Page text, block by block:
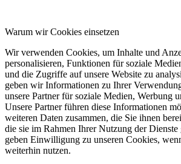
Warum wir Cookies einsetzen
Wir verwenden Cookies, um Inhalte und
personalisieren, Funktionen für soziale
und die Zugriffe auf unsere Website zu
geben wir Informationen zu Ihrer
unsere Partner für soziale Medien, Werbung
Unsere Partner führen diese Informationen
weiteren Daten zusammen, die Sie ihnen
die sie im Rahmen Ihrer Nutzung der Dienste
geben Einwilligung zu unseren Cookies,
weiterhin nutzen.